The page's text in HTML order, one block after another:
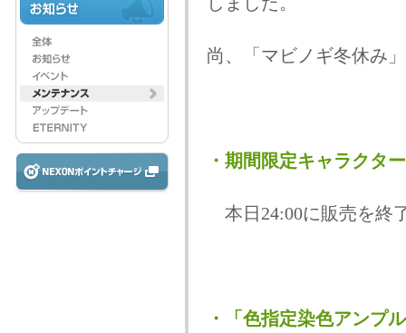
尚、「マビノギ冬休み
・期間限定キャラクタ
本日24:00に販売を終
・「色指定染色アンプ